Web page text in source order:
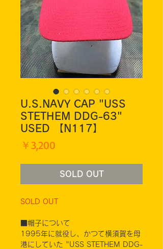
U.S.NAVY CAP "USS
STETHEM DDG-63"
USED 【N117】
￥3,200
SOLD OUT
SOLD OUT
■帽子について
1995年に就役し、かつて横須賀を母
港にしていた "USS STETHEM DDG-